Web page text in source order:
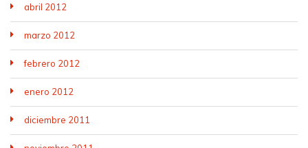
abril 2012
marzo 2012
febrero 2012
enero 2012
diciembre 2011